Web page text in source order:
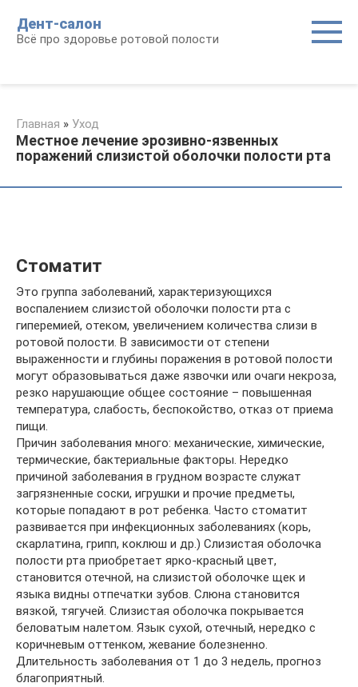
контенту
Дент-салон
Всё про здоровье ротовой полости
Главная » Уход
Местное лечение эрозивно-язвенных
поражений слизистой оболочки полости рта
Стоматит
Это группа заболеваний, характеризующихся
воспалением слизистой оболочки полости рта с
гиперемией, отеком, увеличением количества слизи в
ротовой полости. В зависимости от степени
выраженности и глубины поражения в ротовой полости
могут образовываться даже язвочки или очаги некроза,
резко нарушающие общее состояние – повышенная
температура, слабость, беспокойство, отказ от приема
пищи.
Причин заболевания много: механические, химические,
термические, бактериальные факторы. Нередко
причиной заболевания в грудном возрасте служат
загрязненные соски, игрушки и прочие предметы,
которые попадают в рот ребенка. Часто стоматит
развивается при инфекционных заболеваниях (корь,
скарлатина, грипп, коклюш и др.) Слизистая оболочка
полости рта приобретает ярко-красный цвет,
становится отечной, на слизистой оболочке щек и
языка видны отпечатки зубов. Слюна становится
вязкой, тягучей. Слизистая оболочка покрывается
беловатым налетом. Язык сухой, отечный, нередко с
коричневым оттенком, жевание болезненно.
Длительность заболевания от 1 до 3 недель, прогноз
благоприятный.